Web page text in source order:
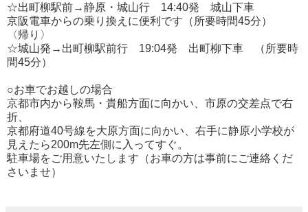
☆出町柳駅前→静原・城山行 14:40発 城山下車
京阪電車からの乗り換えに便利です（所要時間45分）
〈帰り〉
☆城山発→出町柳駅前行 19:04発 出町柳下車 （所要時
間45分）
○お車でお越しの場合
京都市内から鞍馬・貴船方面に向かい、市原の交差点で右
折、
京都府道40号線を大原方面に向かい、右手に静原小学校が
見えたら200m先左側に入ってすぐ。
駐車場をご用意いたします（お車の方は事前にご連絡くだ
さいませ）